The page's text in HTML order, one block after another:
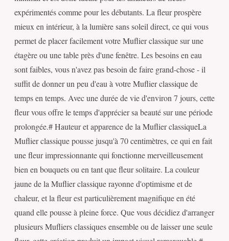
expérimentés comme pour les débutants. La fleur prospère
mieux en intérieur, à la lumière sans soleil direct, ce qui vous
permet de placer facilement votre Muflier classique sur une
étagère ou une table près d'une fenêtre. Les besoins en eau
sont faibles, vous n'avez pas besoin de faire grand-chose - il
suffit de donner un peu d'eau à votre Muflier classique de
temps en temps. Avec une durée de vie d'environ 7 jours, cette
fleur vous offre le temps d'apprécier sa beauté sur une période
prolongée.# Hauteur et apparence de la Muflier classiqueLa
Muflier classique pousse jusqu'à 70 centimètres, ce qui en fait
une fleur impressionnante qui fonctionne merveilleusement
bien en bouquets ou en tant que fleur solitaire. La couleur
jaune de la Muflier classique rayonne d'optimisme et de
chaleur, et la fleur est particulièrement magnifique en été
quand elle pousse à pleine force. Que vous décidiez d'arranger
plusieurs Mufliers classiques ensemble ou de laisser une seule